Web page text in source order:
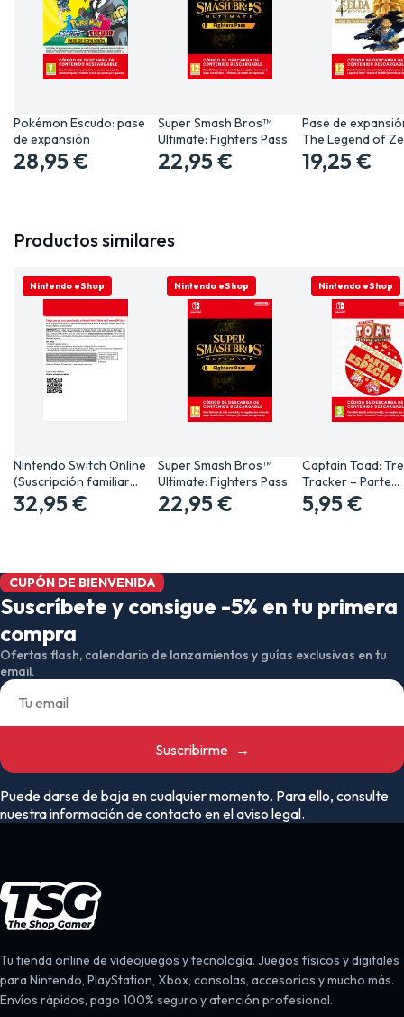
Pokémon Escudo: pase
de expansión
28,95 €
Super Smash Bros™
Ultimate: Fighters Pass
22,95 €
Pase de
The Legend of
19,25 €
Productos similares
SOLO ONLINE
Nintendo eShop
Nintendo Switch Online
(Suscripción familiar…
32,95 €
SOLO ONLINE
Nintendo eShop
Super Smash Bros™
Ultimate: Fighters Pass
22,95 €
SOLO ONLINE
Nintendo eShop
Captain Toad:
Tracker – Parte…
5,95 €
CUPÓN DE BIENVENIDA
Suscríbete y consigue -5% en tu primera
compra
Ofertas flash, calendario de lanzamientos y guías exclusivas en tu
email.
Suscribirme →
Puede darse de baja en cualquier momento. Para ello, consulte
nuestra información de contacto en el aviso legal.
Tu tienda online de videojuegos y tecnología. Juegos físicos y digitales
para Nintendo, PlayStation, Xbox, consolas, accesorios y mucho más.
Envíos rápidos, pago 100% seguro y atención profesional.